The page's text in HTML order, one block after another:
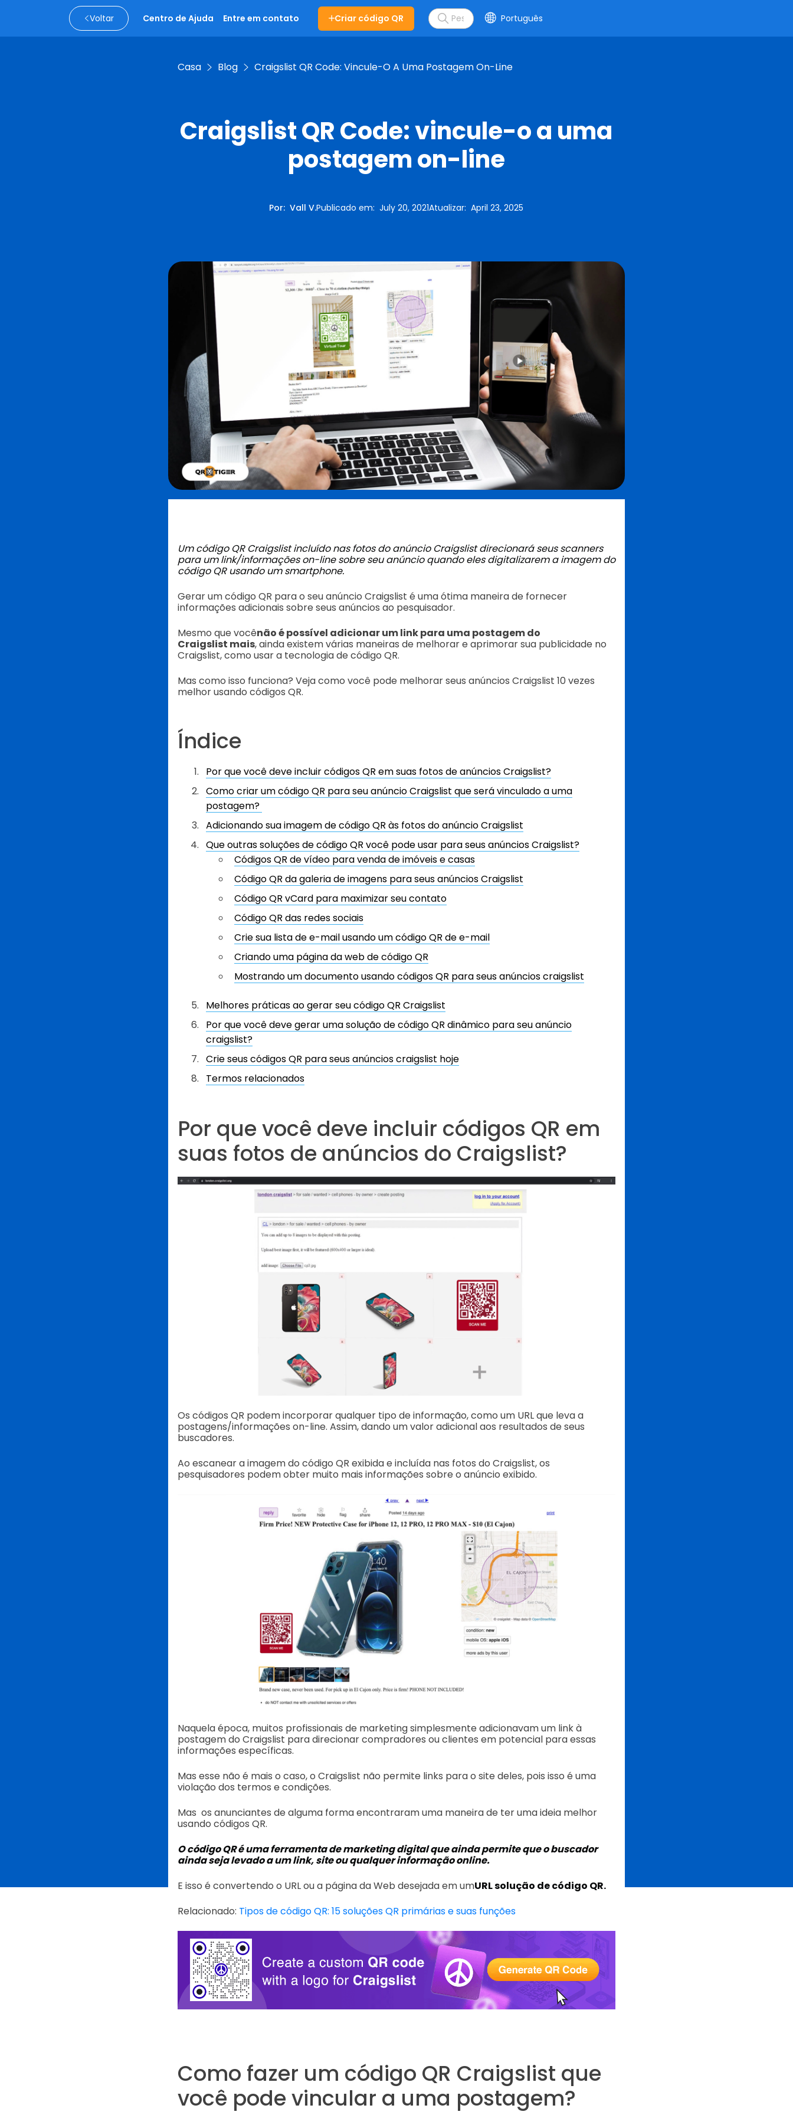
Voltar Centro de Ajuda Entre em contato Criar código QR Português
Casa Blog Craigslist QR Code: Vincule-O A Uma Postagem On-Line
Craigslist QR Code: vincule-o a uma
postagem on-line
Por:Vall V.Publicado em:July 20, 2021Atualizar:April 23, 2025
Um código QR Craigslist incluído nas fotos do anúncio Craigslist direcionará seus scanners
para um link/informações on-line sobre seu anúncio quando eles digitalizarem a imagem do
código QR usando um smartphone.
Gerar um código QR para o seu anúncio Craigslist é uma ótima maneira de fornecer
informações adicionais sobre seus anúncios ao pesquisador.
Mesmo que vocênão é possível adicionar um link para uma postagem do
Craigslist mais, ainda existem várias maneiras de melhorar e aprimorar sua publicidade no
Craigslist, como usar a tecnologia de código QR.
Mas como isso funciona? Veja como você pode melhorar seus anúncios Craigslist 10 vezes
melhor usando códigos QR.
Índice
Por que você deve incluir códigos QR em suas fotos de anúncios Craigslist?
Como criar um código QR para seu anúncio Craigslist que será vinculado a uma
postagem?
Adicionando sua imagem de código QR às fotos do anúncio Craigslist
Que outras soluções de código QR você pode usar para seus anúncios Craigslist?
Códigos QR de vídeo para venda de imóveis e casas
Código QR da galeria de imagens para seus anúncios Craigslist
Código QR vCard para maximizar seu contato
Código QR das redes sociais
Crie sua lista de e-mail usando um código QR de e-mail
Criando uma página da web de código QR
Mostrando um documento usando códigos QR para seus anúncios craigslist
Melhores práticas ao gerar seu código QR Craigslist
Por que você deve gerar uma solução de código QR dinâmico para seu anúncio
craigslist?
Crie seus códigos QR para seus anúncios craigslist hoje
Termos relacionados
Por que você deve incluir códigos QR em
suas fotos de anúncios do Craigslist?
Os códigos QR podem incorporar qualquer tipo de informação, como um URL que leva a
postagens/informações on-line. Assim, dando um valor adicional aos resultados de seus
buscadores.
Ao escanear a imagem do código QR exibida e incluída nas fotos do Craigslist, os
pesquisadores podem obter muito mais informações sobre o anúncio exibido.
Naquela época, muitos profissionais de marketing simplesmente adicionavam um link à
postagem do Craigslist para direcionar compradores ou clientes em potencial para essas
informações específicas.
Mas esse não é mais o caso, o Craigslist não permite links para o site deles, pois isso é uma
violação dos termos e condições.
Mas os anunciantes de alguma forma encontraram uma maneira de ter uma ideia melhor
usando códigos QR.
O código QR é uma ferramenta de marketing digital que ainda permite que o buscador
ainda seja levado a um link, site ou qualquer informação online.
E isso é convertendo o URL ou a página da Web desejada em umURL solução de código QR.
Relacionado: Tipos de código QR: 15 soluções QR primárias e suas funções
Como fazer um código QR Craigslist que
você pode vincular a uma postagem?